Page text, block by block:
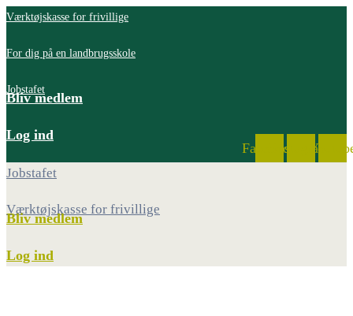
Værktøjskasse for frivillige
For dig på en landbrugsskole
Jobstafet
Bliv medlem
Log ind
FacebookInstagram
Jobstafet
Værktøjskasse for frivillige
Bliv medlem
Log ind